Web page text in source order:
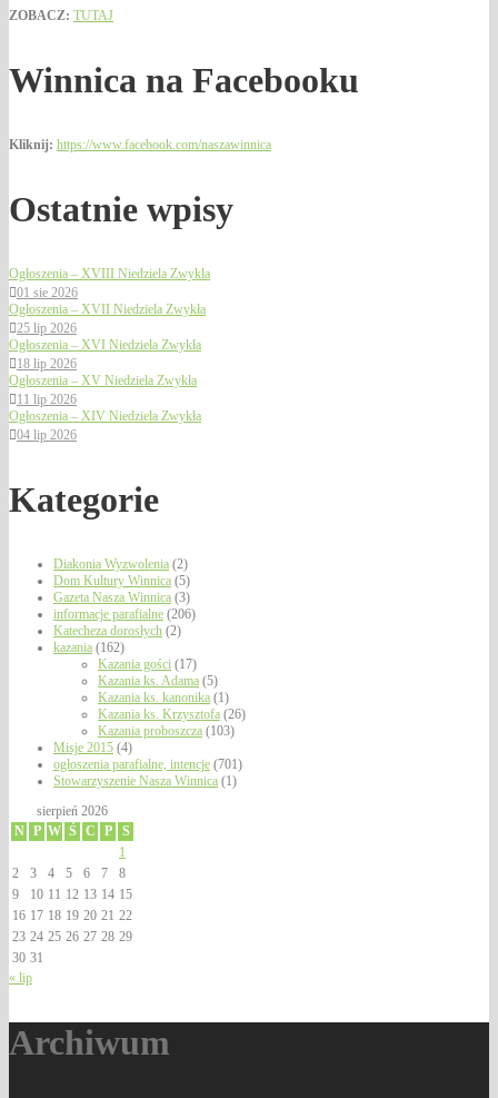
ZOBACZ: TUTAJ
Winnica na Facebooku
Kliknij: https://www.facebook.com/naszawinnica
Ostatnie wpisy
Ogłoszenia – XVIII Niedziela Zwykła
01 sie 2026
Ogłoszenia – XVII Niedziela Zwykła
25 lip 2026
Ogłoszenia – XVI Niedziela Zwykła
18 lip 2026
Ogłoszenia – XV Niedziela Zwykła
11 lip 2026
Ogłoszenia – XIV Niedziela Zwykła
04 lip 2026
Kategorie
Diakonia Wyzwolenia (2)
Dom Kultury Winnica (5)
Gazeta Nasza Winnica (3)
informacje parafialne (206)
Katecheza dorosłych (2)
kazania (162)
Kazania gości (17)
Kazania ks. Adama (5)
Kazania ks. kanonika (1)
Kazania ks. Krzysztofa (26)
Kazania proboszcza (103)
Misje 2015 (4)
ogłoszenia parafialne, intencje (701)
Stowarzyszenie Nasza Winnica (1)
sierpień 2026
N
P W Ś C P
S
1
2
3 4 5 6 7
8
9
10 11 12 13 14 15
16 17 18 19 20 21 22
23 24 25 26 27 28 29
30 31
« lip
Archiwum